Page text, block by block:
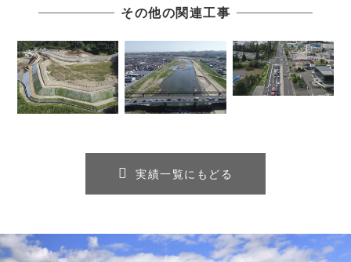
その他の関連工事
実績一覧にもどる